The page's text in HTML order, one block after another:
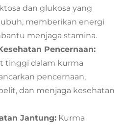
dan glukosa yang
memberikan energi
menjaga stamina.
Pencernaan:
tinggi dalam kurma
pencernaan,
dan menjaga kesehatan
Jantung: Kurma